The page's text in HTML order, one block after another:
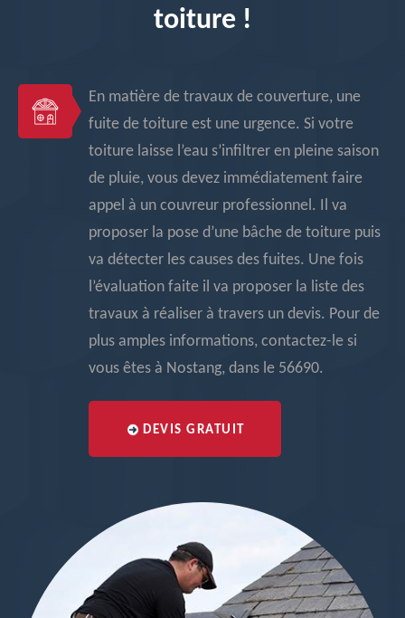
toiture !
En matière de travaux de couverture, une
fuite de toiture est une urgence. Si votre
toiture laisse l’eau s’infiltrer en pleine saison
de pluie, vous devez immédiatement faire
appel à un couvreur professionnel. Il va
proposer la pose d’une bâche de toiture puis
va détecter les causes des fuites. Une fois
l’évaluation faite il va proposer la liste des
travaux à réaliser à travers un devis. Pour de
plus amples informations, contactez-le si
vous êtes à Nostang, dans le 56690.
DEVIS GRATUIT